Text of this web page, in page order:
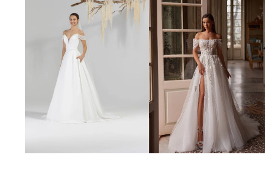
Poročna obleka 19 Poročna obleka 01
Poglej več